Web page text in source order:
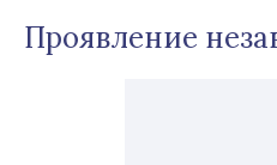
Проявление